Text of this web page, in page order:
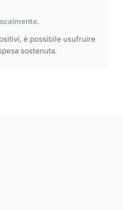
.
è possibile usufruire
sostenuta.